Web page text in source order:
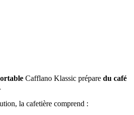
Cafflano Klassic prépare du café
la cafetière comprend :